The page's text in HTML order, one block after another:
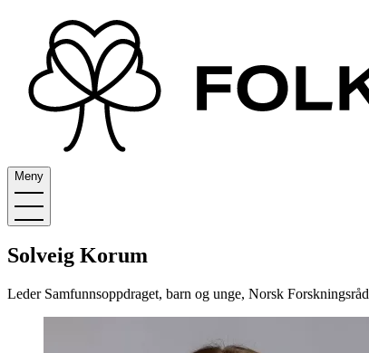
Meny
Solveig Korum
Leder Samfunnsoppdraget, barn og unge, Norsk Forskningsråd